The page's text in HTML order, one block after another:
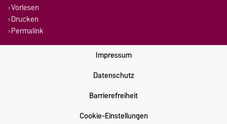
Vorlesen
Drucken
Permalink
Impressum
Datenschutz
Barrierefreiheit
Cookie-Einstellungen